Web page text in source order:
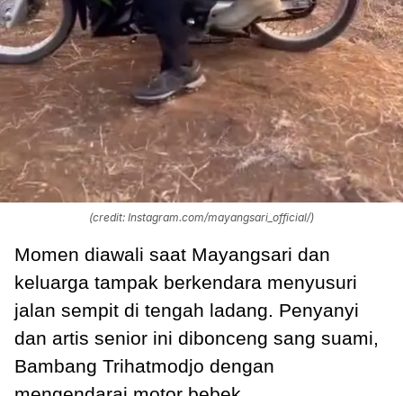
(credit: Instagram.com/mayangsari_official/)
Momen diawali saat Mayangsari dan
keluarga tampak berkendara menyusuri
jalan sempit di tengah ladang. Penyanyi
dan artis senior ini dibonceng sang suami,
Bambang Trihatmodjo dengan